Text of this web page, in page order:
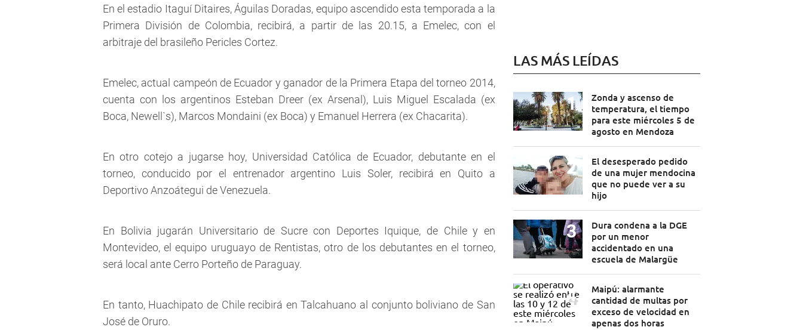
En el estadio Itaguí Ditaires, Águilas Doradas, equipo ascendido esta temporada a la
Primera División de Colombia, recibirá, a partir de las 20.15, a Emelec, con el
arbitraje del brasileño Pericles Cortez.
Emelec, actual campeón de Ecuador y ganador de la Primera Etapa del torneo 2014,
cuenta con los argentinos Esteban Dreer (ex Arsenal), Luis Miguel Escalada (ex
Boca, Newell`s), Marcos Mondaini (ex Boca) y Emanuel Herrera (ex Chacarita).
En otro cotejo a jugarse hoy, Universidad Católica de Ecuador, debutante en el
torneo, conducido por el entrenador argentino Luis Soler, recibirá en Quito a
Deportivo Anzoátegui de Venezuela.
En Bolivia jugarán Universitario de Sucre con Deportes Iquique, de Chile y en
Montevideo, el equipo uruguayo de Rentistas, otro de los debutantes en el torneo,
será local ante Cerro Porteño de Paraguay.
En tanto, Huachipato de Chile recibirá en Talcahuano al conjunto boliviano de San
José de Oruro.
LAS MÁS LEÍDAS
Zonda y ascenso de
temperatura, el tiempo
para este miércoles 5 de
agosto en Mendoza
El desesperado pedido
de una mujer mendocina
que no puede ver a su
hijo
Dura condena a la DGE
por un menor
accidentado en una
escuela de Malargüe
Maipú: alarmante
cantidad de multas por
exceso de velocidad en
apenas dos horas